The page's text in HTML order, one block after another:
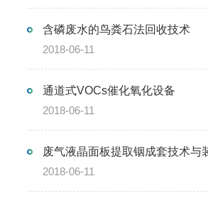
含磷废水的鸟粪石法回收技术
2018-06-11
通道式VOCs催化氧化设备
2018-06-11
废气液晶面板提取铟成套技术与
2018-06-11